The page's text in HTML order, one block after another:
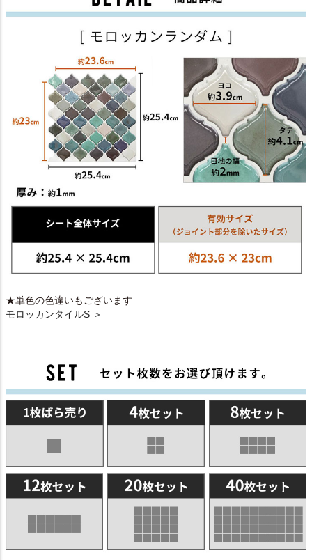
★単色の色違いもございます
モロッカンタイルS ＞